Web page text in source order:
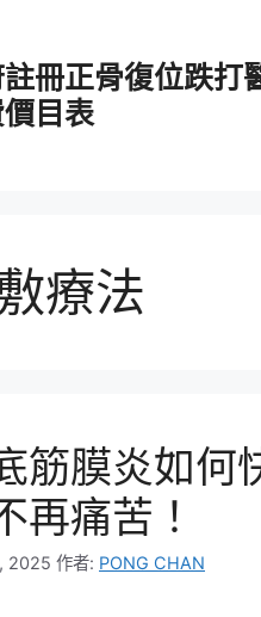
冊正骨復位跌打
目表
療法
筋膜炎如何
再痛苦！
2025 作者: PONG CHAN